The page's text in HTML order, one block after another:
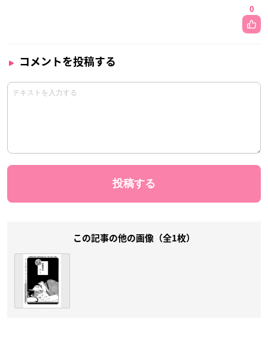
0
コメントを投稿する
この記事の他の画像（全1枚）